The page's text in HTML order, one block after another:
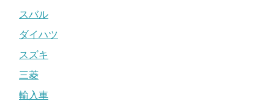
スバル
ダイハツ
スズキ
三菱
輸入車